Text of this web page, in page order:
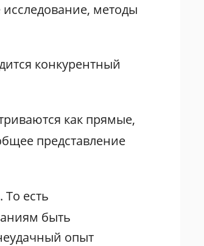
исследование, методы
конкурентный
как прямые,
представление
. То есть
быть
опыт